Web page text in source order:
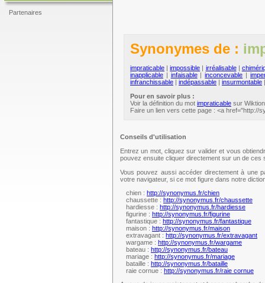
Partenaires
Synonymes de :
impraticable |impossible | irréalisable|
inapplicable | infaisable|inconcevable |
infranchissable | indépassable | insurmontable
Pour en savoir plus :
Voir la définition du mot impraticable sur
Faire un lien vers cette page : <a href="http://
Conseils d'utilisation
Entrez un mot, cliquez sur valider et vous
pouvez ensuite cliquer directement sur un de
Vous pouvez aussi accéder directement à une
votre navigateur, si ce mot figure dans notre
chien : http://synonymus.fr/chien
chaussette : http://synonymus.fr/chaussette
hardiesse : http://synonymus.fr/hardiesse
figurine : http://synonymus.fr/figurine
fantastique : http://synonymus.fr/fantastique
maison : http://synonymus.fr/maison
extravagant : http://synonymus.fr/extravagant
wargame : http://synonymus.fr/wargame
bateau : http://synonymus.fr/bateau
mariage : http://synonymus.fr/mariage
bataille : http://synonymus.fr/bataille
raie cornue : http://synonymus.fr/raie cornue